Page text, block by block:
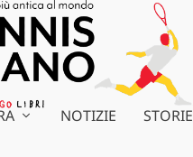
NOTIZIE STORIE